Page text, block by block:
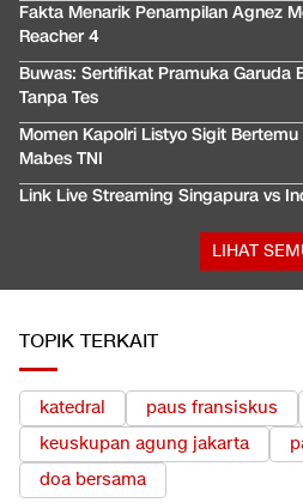
Fakta Menarik Penampilan Agnez
Reacher 4
Buwas: Sertifikat Pramuka Garuda
Tanpa Tes
Momen Kapolri Listyo Sigit
Mabes TNI
Link Live Streaming Singapura vs
LIHAT
TOPIK TERKAIT
katedral paus fransiskus
keuskupan agung jakarta
doa bersama